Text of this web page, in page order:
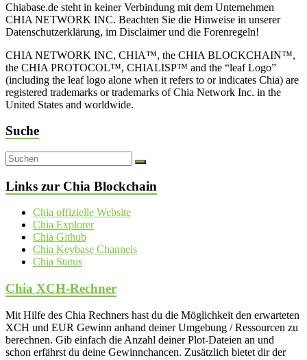
Chiabase.de steht in keiner Verbindung mit dem Unternehmen
CHIA NETWORK INC. Beachten Sie die Hinweise in unserer
Datenschutzerklärung, im Disclaimer und die Forenregeln!
CHIA NETWORK INC, CHIA™, the CHIA BLOCKCHAIN™,
the CHIA PROTOCOL™, CHIALISP™ and the “leaf Logo”
(including the leaf logo alone when it refers to or indicates Chia) are
registered trademarks or trademarks of Chia Network Inc. in the
United States and worldwide.
Suche
Links zur Chia Blockchain
Chia offizielle Website
Chia Explorer
Chia Github
Chia Keybase Channels
Chia Status
Chia XCH-Rechner
Mit Hilfe des Chia Rechners hast du die Möglichkeit den erwarteten
XCH und EUR Gewinn anhand deiner Umgebung / Ressourcen zu
berechnen. Gib einfach die Anzahl deiner Plot-Dateien an und
schon erfährst du deine Gewinnchancen. Zusätzlich bietet dir der